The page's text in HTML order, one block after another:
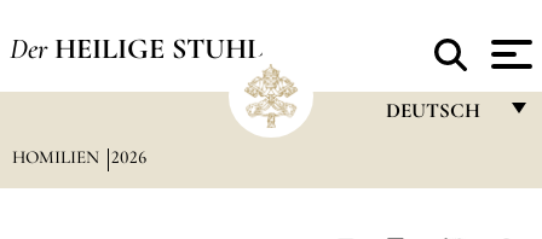
Der HEILIGE STUHL
DEUTSCH
HOMILIEN 2026